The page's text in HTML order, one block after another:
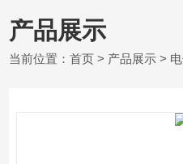
产品展示
当前位置：首页 > 产品展示 >